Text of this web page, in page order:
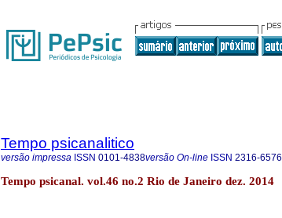
Tempo psicanalitico
versão impressa ISSN 0101-4838versão On-line ISSN 2316-6576
Tempo psicanal. vol.46 no.2 Rio de Janeiro dez. 2014